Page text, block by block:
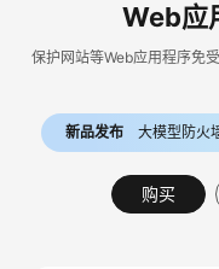
Web应
保护网站等Web应用程序免
新品发布 大模型防火
购买